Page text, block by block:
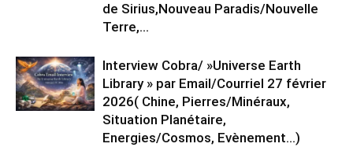
de Sirius,Nouveau Paradis/Nouvelle
Terre,...
Interview Cobra/ »Universe Earth
Library » par Email/Courriel 27 février
2026( Chine, Pierres/Minéraux,
Situation Planétaire,
Energies/Cosmos, Evènement…)